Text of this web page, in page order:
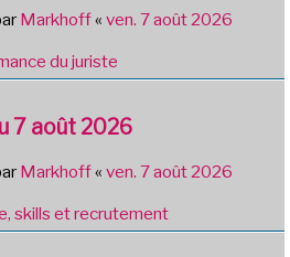
Markhoff« ven. 7 août 2026
du juriste
7 août 2026
Markhoff« ven. 7 août 2026
skills et recrutement